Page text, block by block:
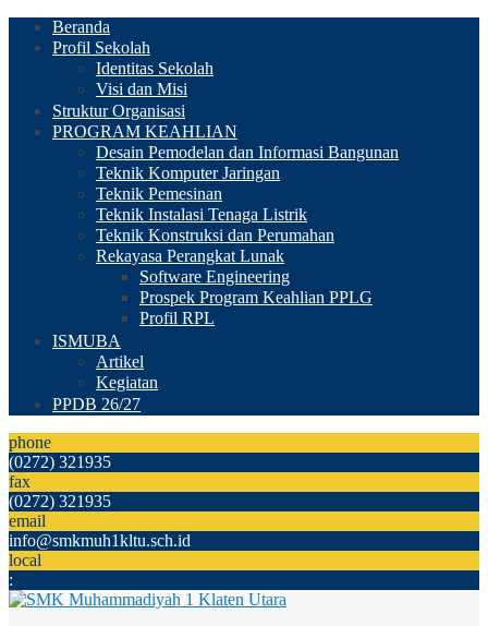
Beranda
Profil Sekolah
Identitas Sekolah
Visi dan Misi
Struktur Organisasi
PROGRAM KEAHLIAN
Desain Pemodelan dan Informasi Bangunan
Teknik Komputer Jaringan
Teknik Pemesinan
Teknik Instalasi Tenaga Listrik
Teknik Konstruksi dan Perumahan
Rekayasa Perangkat Lunak
Software Engineering
Prospek Program Keahlian PPLG
Profil RPL
ISMUBA
Artikel
Kegiatan
PPDB 26/27
phone
(0272) 321935
fax
(0272) 321935
email
info@smkmuh1kltu.sch.id
local
: